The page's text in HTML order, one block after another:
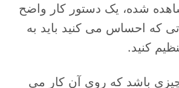
شده، یک دستور کار واضح
که احساس می کنید باید به
کنید.
باشد که روی آن کار می